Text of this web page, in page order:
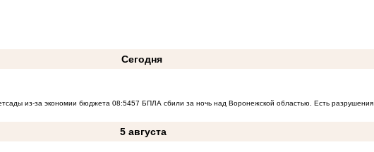
Сегодня
из-за экономии бюджета 08:5457 БПЛА сбили за ночь над Воронежской областью. Есть разрушения
5 августа